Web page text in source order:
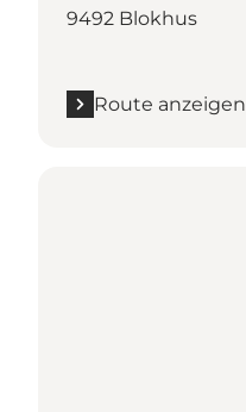
9492 Blokhus
Route anzeigen